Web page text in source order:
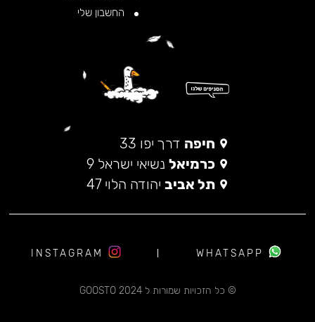
החשבון שלי
חיפה דרך יפו 33
כרמיאל נשיאי ישראל 9
תל אביב יהודה הלוי 47
© כל הזכויות שמורות ל 2024 GOOSTO
WHATSAPP
INSTAGRAM